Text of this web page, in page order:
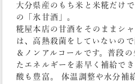
大分県産のもち米と米糀だけ
の「氷甘酒」。
糀屋本店の甘酒をそのままシ
は、高熱殺菌をしていないの
＆ノンアルコールです。普段
たエネルギーを素早く補給で
酸も豊富。 体温調整や水分補